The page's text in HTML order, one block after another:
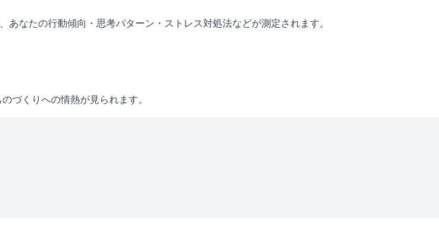
なたの行動傾向・思考パターン・ストレス対処法などが測定されます。
づくりへの情熱が見られます。